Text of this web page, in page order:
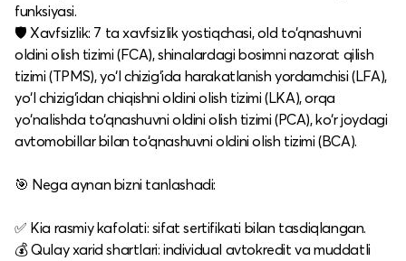
funksiyasi.​
🛡️ Xavfsizlik: 7 ta xavfsizlik yostiqchasi, old to‘qnashuvni
oldini olish tizimi (FCA), shinalardagi bosimni nazorat qilish
tizimi (TPMS), yo‘l chizig‘ida harakatlanish yordamchisi (LFA),
yo‘l chizig‘idan chiqishni oldini olish tizimi (LKA), orqa
yo‘nalishda to‘qnashuvni oldini olish tizimi (PCA), ko‘r joydagi
avtomobillar bilan to‘qnashuvni oldini olish tizimi (BCA).​
🎯 Nega aynan bizni tanlashadi:
✅ Kia rasmiy kafolati: sifat sertifikati bilan tasdiqlangan.​
💰 Qulay xarid shartlari: individual avtokredit va muddatli